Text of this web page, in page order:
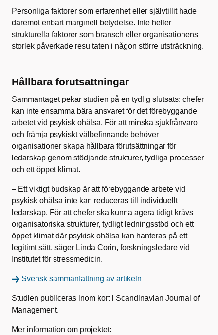
Personliga faktorer som erfarenhet eller självtillit hade
däremot enbart marginell betydelse. Inte heller
strukturella faktorer som bransch eller organisationens
storlek påverkade resultaten i någon större utsträckning.
Hållbara förutsättningar
Sammantaget pekar studien på en tydlig slutsats: chefer
kan inte ensamma bära ansvaret för det förebyggande
arbetet vid psykisk ohälsa. För att minska sjukfrånvaro
och främja psykiskt välbefinnande behöver
organisationer skapa hållbara förutsättningar för
ledarskap genom stödjande strukturer, tydliga processer
och ett öppet klimat.
– Ett viktigt budskap är att förebyggande arbete vid
psykisk ohälsa inte kan reduceras till individuellt
ledarskap. För att chefer ska kunna agera tidigt krävs
organisatoriska strukturer, tydligt ledningsstöd och ett
öppet klimat där psykisk ohälsa kan hanteras på ett
legitimt sätt, säger Linda Corin, forskningsledare vid
Institutet för stressmedicin.
Svensk sammanfattning av artikeln
Studien publiceras inom kort i Scandinavian Journal of
Management.
Mer information om projektet: